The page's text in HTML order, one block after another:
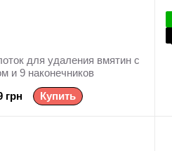
для удаления вмятин с
и 9 наконечников
грн
Купить